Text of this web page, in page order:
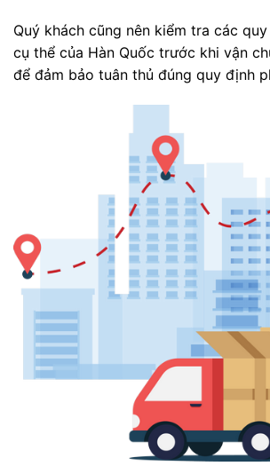
Quý khách cũng nên kiểm tra các
cụ thể của Hàn Quốc trước khi vận
để đảm bảo tuân thủ đúng quy định